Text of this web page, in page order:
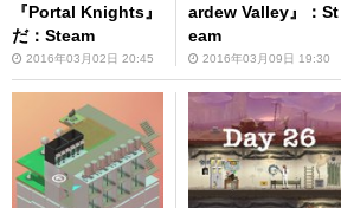
『Portal Knights』
だ：Steam
2016年03月02日 20:45
ardew Valley』：St
eam
2016年03月09日 19:30